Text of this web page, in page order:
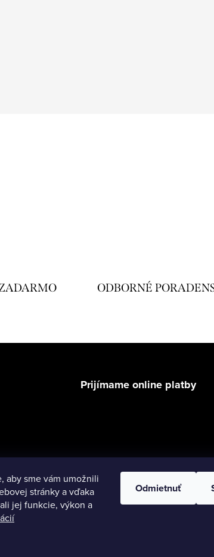
aby sme vám umožnili
stránky a vďaka
jej funkcie, výkon a
Odmietnuť
ODBORNÉ
Prijímame online platby